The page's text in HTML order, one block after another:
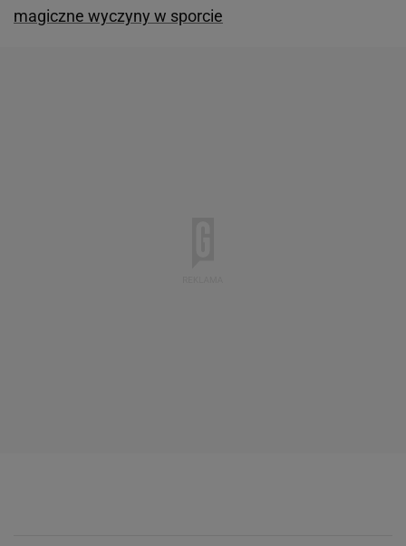
magiczne wyczyny w sporcie